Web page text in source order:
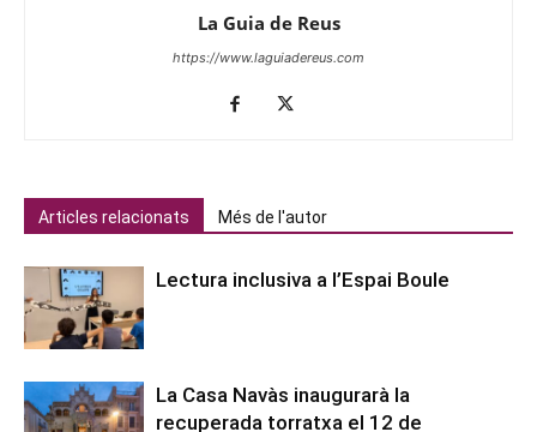
La Guia de Reus
https://www.laguiadereus.com
Articles relacionats Més de l'autor
Lectura inclusiva a l’Espai Boule
La Casa Navàs inaugurarà la
recuperada torratxa el 12 de